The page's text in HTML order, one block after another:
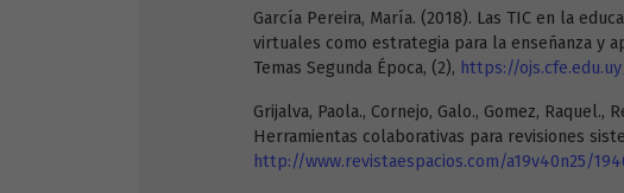
García Pereira, María. (2018). Las TIC en la
virtuales como estrategia para la enseñanza y
Temas Segunda Época, (2), https://
Grijalva, Paola., Cornejo, Galo., Gomez, Raquel.,
Herramientas colaborativas para revisiones
http://www.revistaespacios.com/a19v40n25/